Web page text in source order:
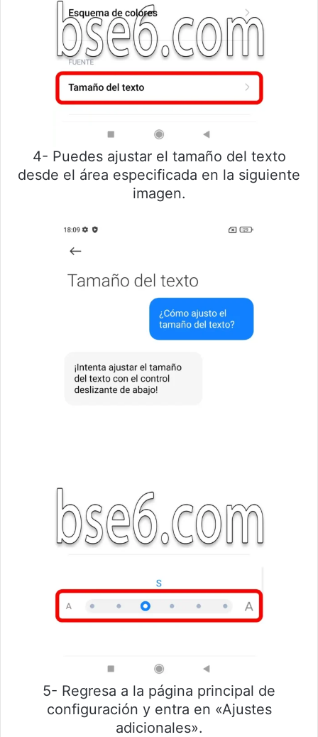
4- Puedes ajustar el tamaño del texto
desde el área especificada en la siguiente
imagen.
5- Regresa a la página principal de
configuración y entra en «Ajustes
adicionales».